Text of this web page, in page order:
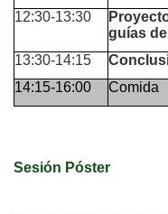
12:30-13:30
guías
13:30-14:15
14:15-16:00
Comida
Sesión Póster